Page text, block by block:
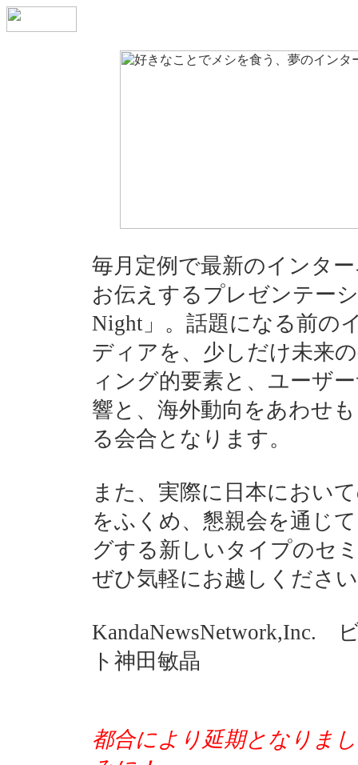
毎月定例で最新のインタ
お伝えするプレゼンテー
Night」。話題になる前の
ディアを、少しだけ未来
ィング的要素と、ユーザ
響と、海外動向をあわせ
る会合となります。
また、実際に日本におい
をふくめ、懇親会を通じ
グする新しいタイプのセ
ぜひ気軽にお越しくださ
KandaNewsNetwork,Inc.
ト神田敏晶
都合により延期となりま